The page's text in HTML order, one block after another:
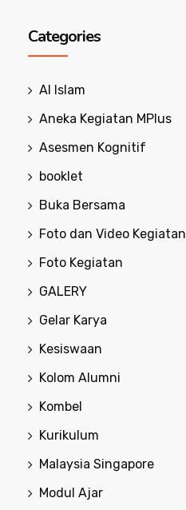
Categories
Al Islam
Aneka Kegiatan MPlus
Asesmen Kognitif
booklet
Buka Bersama
Foto dan Video Kegiatan
Foto Kegiatan
GALERY
Gelar Karya
Kesiswaan
Kolom Alumni
Kombel
Kurikulum
Malaysia Singapore
Modul Ajar